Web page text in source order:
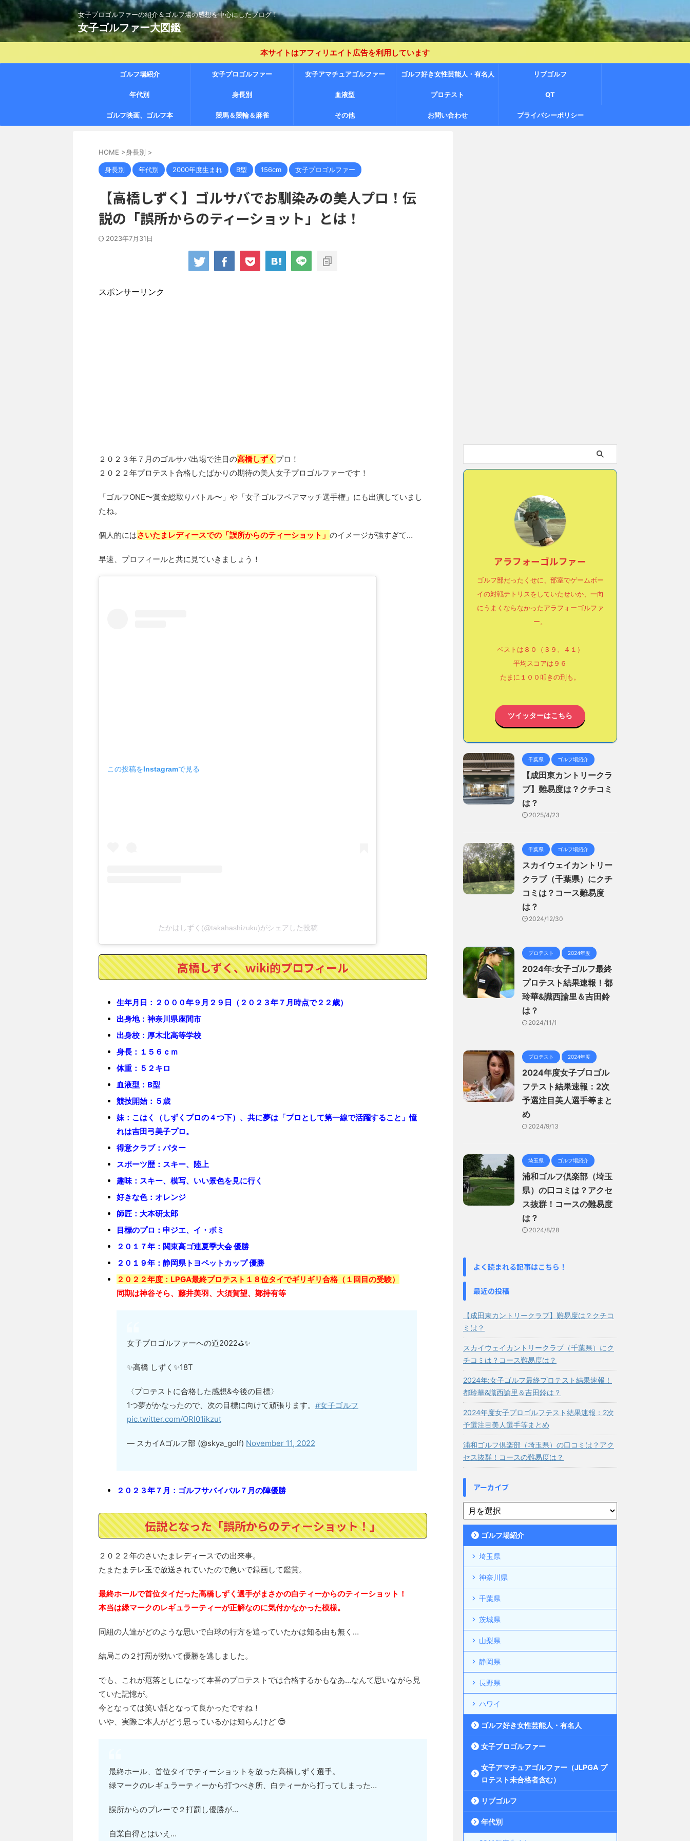
女子プロゴルファーの紹介＆ゴルフ場の感想を中心にしたブログ！
女子ゴルファー大図鑑
本サイトはアフィリエイト広告を利用しています
ゴルフ場紹介 女子プロゴルファー 女子アマチュアゴルファー
（JLPGA プロテスト未合格者含
む）
ゴルフ好き女性芸能人・有名人 リブゴルフ
年代別 身長別 血液型 プロテスト QT
ゴルフ映画、ゴルフ本 競馬＆競輪＆麻雀 その他 お問い合わせ プライバシーポリシー
HOME >身長別 >
身長別 年代別 2000年度生まれ B型 156cm 女子プロゴルファー
【高橋しずく】ゴルサバでお馴染みの美人プロ！伝
説の「誤所からのティーショット」とは！
2023年7月31日
スポンサーリンク
２０２３年７月のゴルサバ出場で注目の高橋しずく プロ！
２０２２年プロテスト合格したばかりの期待の美人女子プロゴルファーです！
「ゴルフONE〜賞金総取りバトル〜」や「女子ゴルフペアマッチ選手権」にも出演していまし
たね。
個人的にはさいたまレディースでの「誤所からのティーショット」 のイメージが強すぎて…
早速、プロフィールと共に見ていきましょう！
この投稿をInstagramで見る
たかはしずく(@takahashizuku)がシェアした投稿
高橋しずく、ｗiki的プロフィール
生年月日：２０００年９月２９日（２０２３年７月時点で２２歳）
出身地：神奈川県座間市
出身校：厚木北高等学校
身長：１５６ｃｍ
体重：５２キロ
血液型：B型
競技開始：５歳
妹：こはく（しずくプロの４つ下）、共に夢は「プロとして第一線で活躍すること」憧
れは吉田弓美子プロ。
得意クラブ：パター
スポーツ歴：スキー、陸上
趣味：スキー、模写、いい景色を見に行く
好きな色：オレンジ
師匠：大本研太郎
目標のプロ：申ジエ、イ・ボミ
２０１７年：関東高ゴ連夏季大会 優勝
２０１９年：静岡県トヨペットカップ 優勝
２０２２年度：LPGA最終プロテスト１８位タイでギリギリ合格（１回目の受験）
同期は神谷そら、藤井美羽、大須賀望、鄭持有等
女子プロゴルファーへの道2022⛳️✨
✨高橋 しずく✨18T
〈プロテストに合格した感想&今後の目標〉
1つ夢がかなったので、次の目標に向けて頑張ります。 #女子ゴルフ
pic.twitter.com/ORl01ikzut
— スカイAゴルフ部 (@skya_golf) November 11, 2022
２０２３年７月：ゴルフサバイバル７月の陣優勝
伝説となった「誤所からのティーショット！」
２０２２年のさいたまレディースでの出来事。
たまたまテレ玉で放送されていたので急いで録画して鑑賞。
最終ホールで首位タイだった高橋しずく選手がまさかの白ティーからのティーショット！
本当は緑マークのレギュラーティーが正解なのに気付かなかった模様。
同組の人達がどのような思いで白球の行方を追っていたかは知る由も無く…
結局この２打罰が効いて優勝を逃しました。
でも、これが厄落としになって本番のプロテストでは合格するかもなあ…なんて思いながら見
ていた記憶が。
今となっては笑い話となって良かったですね！
いや、実際ご本人がどう思っているかは知らんけど 😎
最終ホール、首位タイでティーショットを放った高橋しずく選手。
緑マークのレギュラーティーから打つべき所、白ティーから打ってしまった…
誤所からのプレーで２打罰し優勝が…
自業自得とはいえ…
アラフォーゴルファー
ゴルフ部だったくせに、部室でゲームボー
イの対戦テトリスをしていたせいか、一向
にうまくならなかったアラフォーゴルファ
ー。
ベストは８０（３９、４１）
平均スコアは９６
たまに１００叩きの刑も。
ツイッターはこちら
千葉県 ゴルフ場紹介
【成田東カントリークラ
ブ】難易度は？クチコミ
は？
2025/4/23
千葉県 ゴルフ場紹介
スカイウェイカントリー
クラブ（千葉県）にクチ
コミは？コース難易度
は？
2024/12/30
プロテスト 2024年度
2024年:女子ゴルフ最終
プロテスト結果速報！都
玲華&識西諭里＆吉田鈴
は？
2024/11/1
プロテスト 2024年度
2024年度女子プロゴル
フテスト結果速報：2次
予選注目美人選手等まと
め
2024/9/13
埼玉県 ゴルフ場紹介
浦和ゴルフ倶楽部（埼玉
県）の口コミは？アクセ
ス抜群！コースの難易度
は？
2024/8/28
よく読まれる記事はこちら！
最近の投稿
【成田東カントリークラブ】難易度は？クチコ
ミは？
スカイウェイカントリークラブ（千葉県）にク
チコミは？コース難易度は？
2024年:女子ゴルフ最終プロテスト結果速報！
都玲華&識西諭里＆吉田鈴は？
2024年度女子プロゴルフテスト結果速報：2次
予選注目美人選手等まとめ
浦和ゴルフ倶楽部（埼玉県）の口コミは？アク
セス抜群！コースの難易度は？
アーカイブ
ゴルフ場紹介
埼玉県
神奈川県
千葉県
茨城県
山梨県
静岡県
長野県
ハワイ
ゴルフ好き女性芸能人・有名人
女子プロゴルファー
女子アマチュアゴルファー（JLPGA プ
ロテスト未合格者含む）
リブゴルフ
年代別